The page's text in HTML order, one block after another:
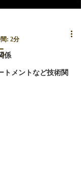
係
トメントなど技術関
: 2分